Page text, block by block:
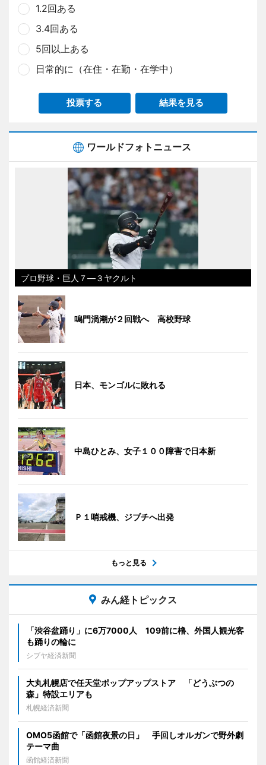
1.2回ある
3.4回ある
5回以上ある
日常的に（在住・在勤・在学中）
投票する 結果を見る
ワールドフォトニュース
プロ野球・巨人７―３ヤクルト
鳴門渦潮が２回戦へ 高校野球
日本、モンゴルに敗れる
中島ひとみ、女子１００障害で日本新
Ｐ１哨戒機、ジブチへ出発
もっと見る
みん経トピックス
「渋谷盆踊り」に6万7000人 109前に櫓、外国人観光客
も踊りの輪に
シブヤ経済新聞
大丸札幌店で任天堂ポップアップストア 「どうぶつの
森」特設エリアも
札幌経済新聞
OMO5函館で「函館夜景の日」 手回しオルガンで野外劇
テーマ曲
函館経済新聞